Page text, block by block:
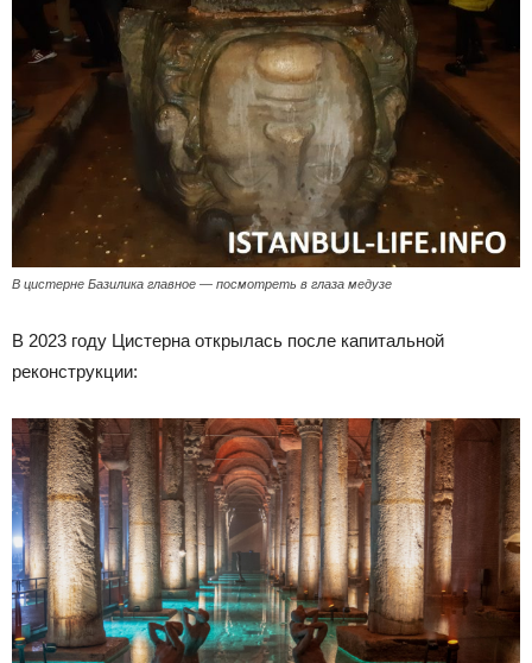
В цистерне Базилика главное — посмотреть в глаза медузе
В 2023 году Цистерна открылась после капитальной
реконструкции: